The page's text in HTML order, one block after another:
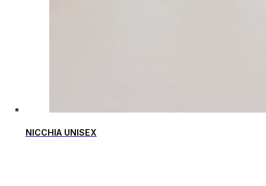
NICCHIA UNISEX